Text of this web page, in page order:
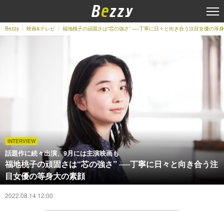
Bezzy 映画&テレビ 福地桃子の頑固さは“芯の強さ” ──丁寧に日々と向き合う注目女優の等
INTERVIEW
話題作に続々出演、9月には主演映画も
福地桃子の頑固さは“芯の強さ” ──丁寧に日々と向き合う注
目女優の等身大の素顔
2022.08.14 12:00